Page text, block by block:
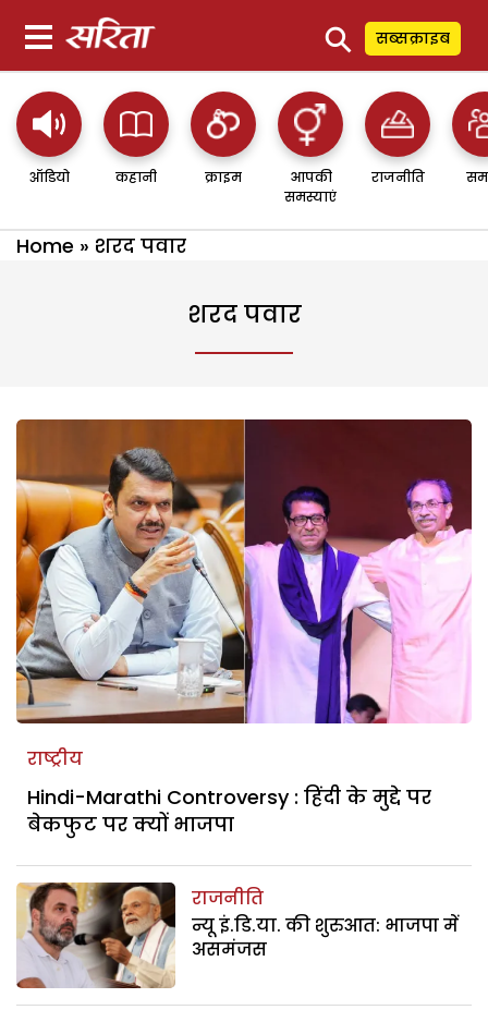
⚲ सब्सक्राइब
ऑडियो कहानी क्राइम
आपकी
समस्याएं
राजनीति
Home » शरद पवार
शरद पवार
राष्ट्रीय
Hindi-Marathi Controversy : हिंदी के मुद्दे पर
बेकफुट पर क्यों भाजपा
राजनीति
न्यू इं.डि.या. की शुरुआत: भाजपा में
असमंजस